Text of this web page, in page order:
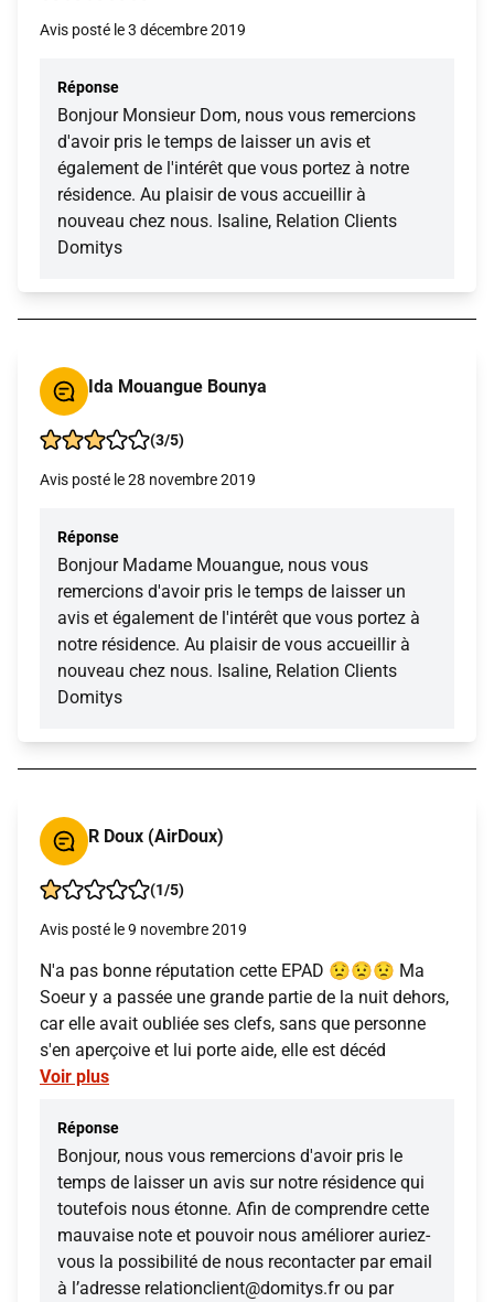
Avis posté le 3 décembre 2019
Réponse
Bonjour Monsieur Dom, nous vous remercions
d'avoir pris le temps de laisser un avis et
également de l'intérêt que vous portez à notre
résidence. Au plaisir de vous accueillir à
nouveau chez nous. Isaline, Relation Clients
Domitys
Ida Mouangue Bounya
(3/5)
Avis posté le 28 novembre 2019
Réponse
Bonjour Madame Mouangue, nous vous
remercions d'avoir pris le temps de laisser un
avis et également de l'intérêt que vous portez à
notre résidence. Au plaisir de vous accueillir à
nouveau chez nous. Isaline, Relation Clients
Domitys
R Doux (AirDoux)
(1/5)
Avis posté le 9 novembre 2019
N'a pas bonne réputation cette EPAD 😟😟😟 Ma
Soeur y a passée une grande partie de la nuit dehors,
car elle avait oubliée ses clefs, sans que personne
s'en aperçoive et lui porte aide, elle est décéd
Voir plus
Réponse
Bonjour, nous vous remercions d'avoir pris le
temps de laisser un avis sur notre résidence qui
toutefois nous étonne. Afin de comprendre cette
mauvaise note et pouvoir nous améliorer auriez-
vous la possibilité de nous recontacter par email
à l’adresse relationclient@domitys.fr ou par